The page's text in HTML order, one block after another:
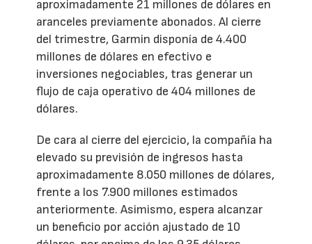
aproximadamente 21 millones de dólares en
aranceles previamente abonados. Al cierre
del trimestre, Garmin disponía de 4.400
millones de dólares en efectivo e
inversiones negociables, tras generar un
flujo de caja operativo de 404 millones de
dólares.
De cara al cierre del ejercicio, la compañía ha
elevado su previsión de ingresos hasta
aproximadamente 8.050 millones de dólares,
frente a los 7.900 millones estimados
anteriormente. Asimismo, espera alcanzar
un beneficio por acción ajustado de 10